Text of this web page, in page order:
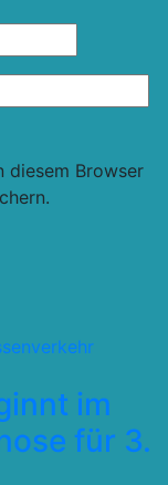
diesem Browser
im
für 3.